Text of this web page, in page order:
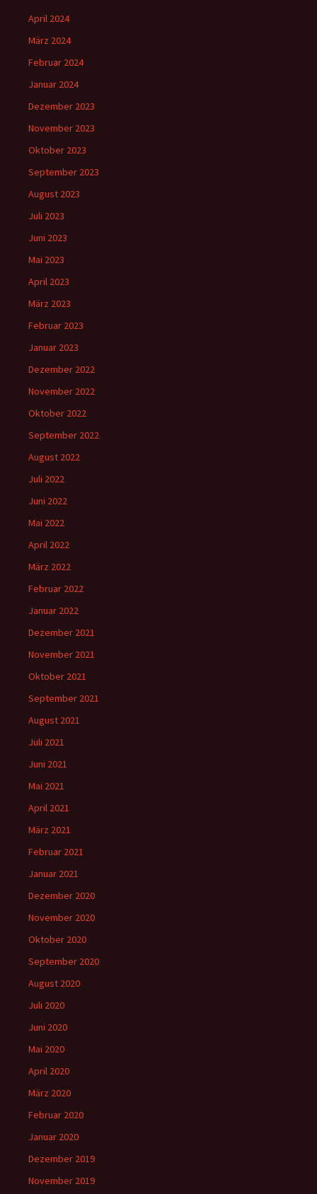
April 2024
März 2024
Februar 2024
Januar 2024
Dezember 2023
November 2023
Oktober 2023
September 2023
August 2023
Juli 2023
Juni 2023
Mai 2023
April 2023
März 2023
Februar 2023
Januar 2023
Dezember 2022
November 2022
Oktober 2022
September 2022
August 2022
Juli 2022
Juni 2022
Mai 2022
April 2022
März 2022
Februar 2022
Januar 2022
Dezember 2021
November 2021
Oktober 2021
September 2021
August 2021
Juli 2021
Juni 2021
Mai 2021
April 2021
März 2021
Februar 2021
Januar 2021
Dezember 2020
November 2020
Oktober 2020
September 2020
August 2020
Juli 2020
Juni 2020
Mai 2020
April 2020
März 2020
Februar 2020
Januar 2020
Dezember 2019
November 2019